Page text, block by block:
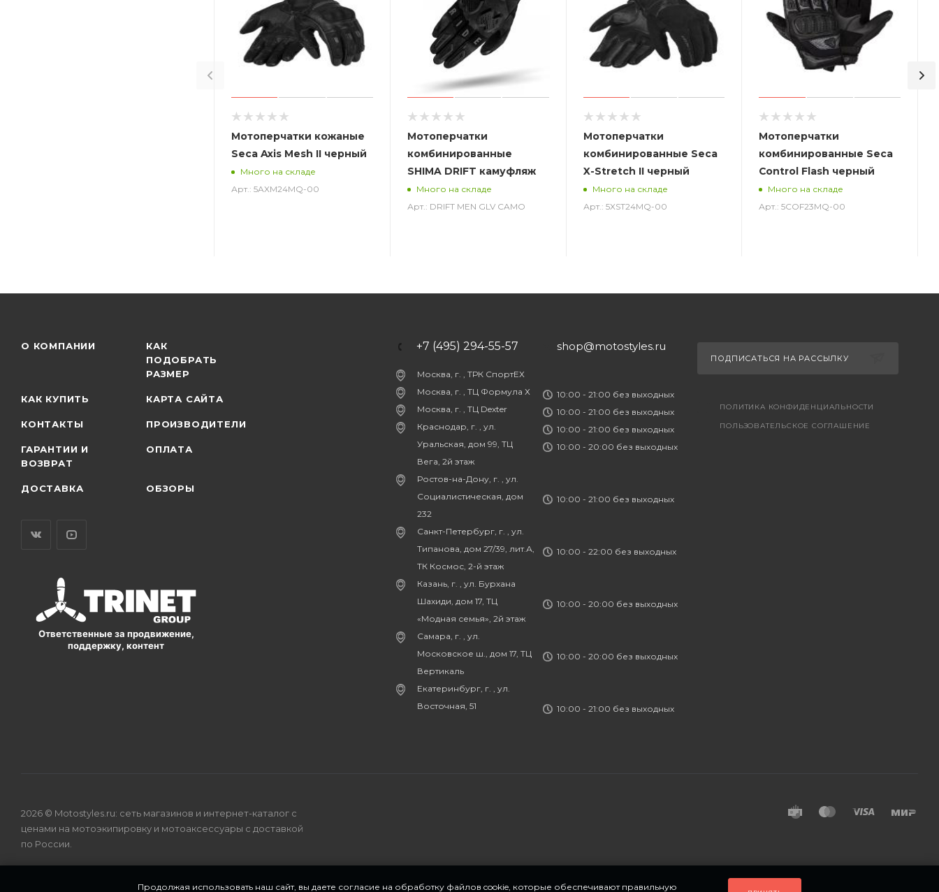
Мотоперчатки кожаные
Seca Axis Mesh II черный
Много на складе
Арт.: 5AXM24MQ-00
Мотоперчатки
комбинированные
SHIMA DRIFT камуфляж
Много на складе
Арт.: DRIFT MEN GLV CAMO
Мотоперчатки
комбинированные Seca
X-Stretch II черный
Много на складе
Арт.: 5XST24MQ-00
Мотоперчатки
комбинированные Seca
Control Flash черный
Много на складе
Арт.: 5COF23MQ-00
О КОМПАНИИ
КАК
ПОДОБРАТЬ
РАЗМЕР
КАК КУПИТЬ КАРТА САЙТА
КОНТАКТЫ ПРОИЗВОДИТЕЛИ
ГАРАНТИИ И
ВОЗВРАТ
ОПЛАТА
ДОСТАВКА ОБЗОРЫ
Ответственные за продвижение,
поддержку, контент
+7 (495) 294-55-57
Москва, г. , ТРК СпортЕХ
Москва, г. , ТЦ Формула Х
Москва, г. , ТЦ Dexter
Краснодар, г. , ул.
Уральская, дом 99, ТЦ
Вега, 2й этаж
Ростов-на-Дону, г. , ул.
Социалистическая, дом
232
Санкт-Петербург, г. , ул.
Типанова, дом 27/39, лит.А,
ТК Космос, 2-й этаж
Казань, г. , ул. Бурхана
Шахиди, дом 17, ТЦ
«Модная семья», 2й этаж
Самара, г. , ул.
Московское ш., дом 17, ТЦ
Вертикаль
Екатеринбург, г. , ул.
Восточная, 51
shop@motostyles.ru
10:00 - 21:00 без выходных
10:00 - 21:00 без выходных
10:00 - 21:00 без выходных
10:00 - 20:00 без выходных
10:00 - 21:00 без выходных
10:00 - 22:00 без выходных
10:00 - 20:00 без выходных
10:00 - 20:00 без выходных
10:00 - 21:00 без выходных
ПОДПИСАТЬСЯ НА РАССЫЛКУ
ПОЛИТИКА КОНФИДЕНЦИАЛЬНОСТИ
ПОЛЬЗОВАТЕЛЬСКОЕ СОГЛАШЕНИЕ
2026 © Motostyles.ru: сеть магазинов и интернет-каталог с
ценами на мотоэкипировку и мотоаксессуары с доставкой
по России.
Продолжая использовать наш сайт, вы даете согласие на обработку файлов cookie, которые обеспечивают правильную